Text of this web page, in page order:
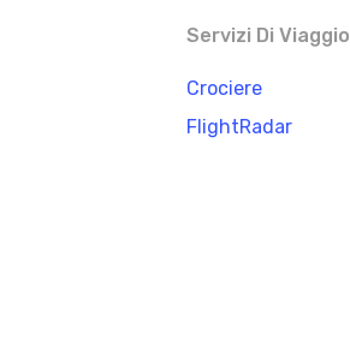
Servizi Di Viaggio
Crociere
FlightRadar